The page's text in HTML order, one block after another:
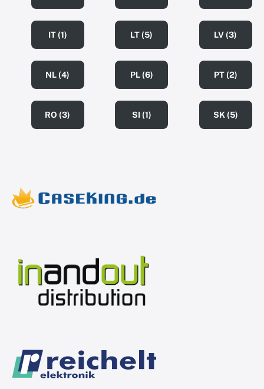
IT (1) LT (5) LV (3)
NL (4) PL (6) PT (2)
RO (3) SI (1) SK (5)